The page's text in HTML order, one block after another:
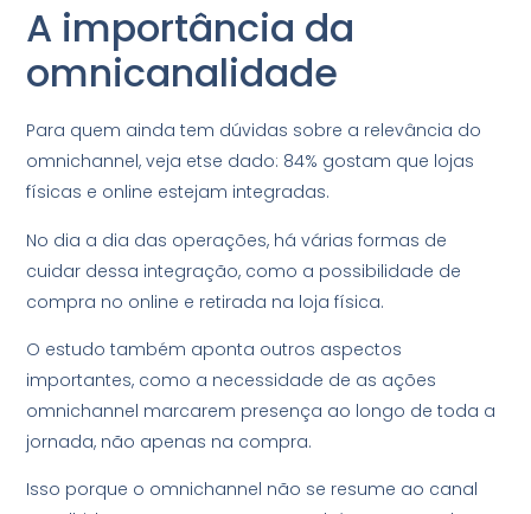
A importância da
omnicanalidade
Para quem ainda tem dúvidas sobre a relevância do
omnichannel, veja etse dado: 84% gostam que lojas
físicas e online estejam integradas.
No dia a dia das operações, há várias formas de
cuidar dessa integração, como a possibilidade de
compra no online e retirada na loja física.
O estudo também aponta outros aspectos
importantes, como a necessidade de as ações
omnichannel marcarem presença ao longo de toda a
jornada, não apenas na compra.
Isso porque o omnichannel não se resume ao canal